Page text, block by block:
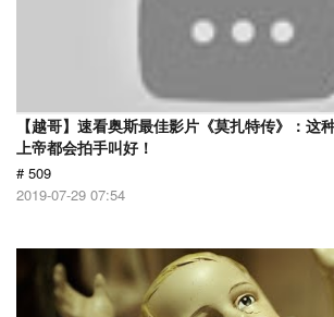
【越哥】速看奥斯最佳影片《莫扎特传》：这
上帝都会拍手叫好！
# 509
2019-07-29 07:54